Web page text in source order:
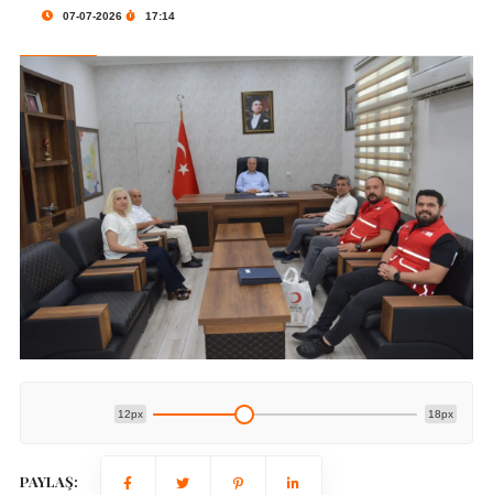
07-07-2026 17:14
12px 18px
PAYLAŞ: